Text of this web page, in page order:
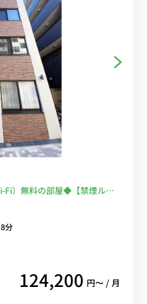
Fi）無料の部屋◆【禁煙ルー
レワークにも便利
分
124,200 円〜 / 月